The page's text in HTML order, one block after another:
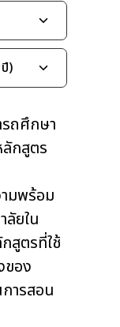
)
ถศึกษา
ลักสูตร
มพร้อม
ลัยใน
สูตรที่ใช้
ของ
ารสอน